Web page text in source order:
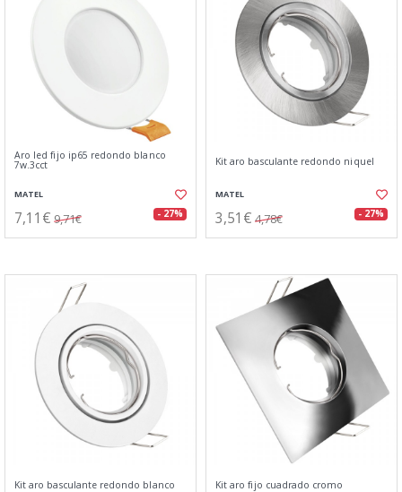
Aro led fijo ip65 redondo blanco
7w.3cct
MATEL
7,11€ 9,71€ - 27%
Kit aro basculante redondo niquel
MATEL
3,51€ 4,78€ - 27%
Kit aro basculante redondo blanco Kit aro fijo cuadrado cromo